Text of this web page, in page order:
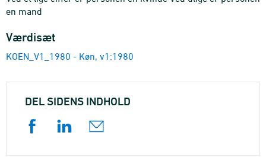
en mand
Værdisæt
KOEN_V1_1980 - Køn, v1:1980
DEL SIDENS INDHOLD